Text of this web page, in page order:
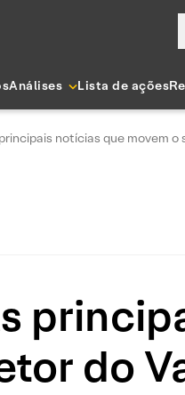
Análises Lista de ações
notícias que movem o
do